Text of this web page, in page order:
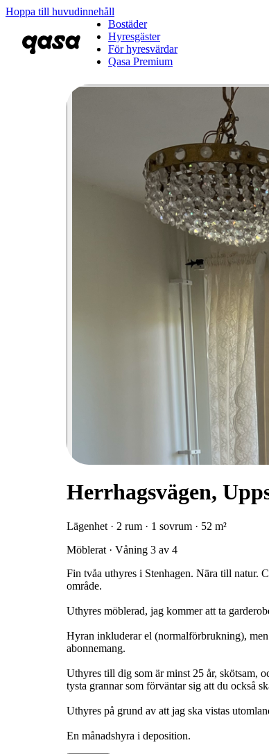
Hoppa till huvudinnehåll
Bostäder
Hyresgäster
För hyresvärdar
Qasa Premium
Herrhagsvägen,
Lägenhet · 2 rum · 1 sovrum · 52 m²
Möblerat · Våning 3 av 4
Fin tvåa uthyres i Stenhagen. Nära till natur.
område.
Uthyres möblerad, jag kommer att ta
Hyran inkluderar el (normalförbrukning),
abonnemang.
Uthyres till dig som är minst 25 år, skötsam,
tysta grannar som förväntar sig att du också
Uthyres på grund av att jag ska vistas
En månadshyra i deposition.